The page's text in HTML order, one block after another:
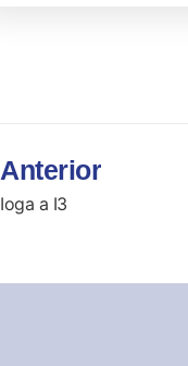
Anterior
Ioga a I3